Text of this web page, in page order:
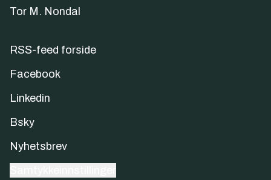
Tor M. Nondal
RSS-feed forside
Facebook
Linkedin
Bsky
Nyhetsbrev